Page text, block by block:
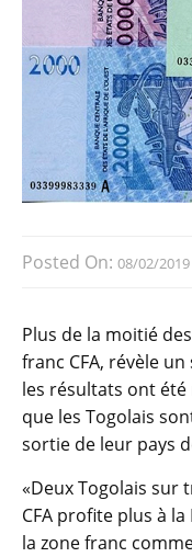
Posted On: 08/02/2019
Plus de la moitié
franc CFA, révèle
les résultats ont
que les Togolais
sortie de leur pays
«Deux Togolais sur
CFA profite plus à
la zone franc